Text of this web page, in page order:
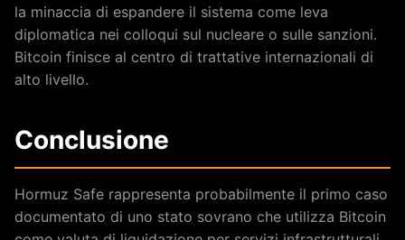
la minaccia di espandere il sistema come leva
diplomatica nei colloqui sul nucleare o sulle sanzioni.
Bitcoin finisce al centro di trattative internazionali di
alto livello.
Conclusione
Hormuz Safe rappresenta probabilmente il primo caso
documentato di uno stato sovrano che utilizza Bitcoin